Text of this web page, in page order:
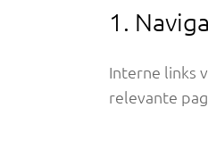
1.
Interne links
relevante